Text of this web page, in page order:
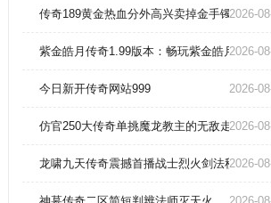
方可踏入萌新冲级指南将依境
制神器等核心质变节点星辰推演
传奇189黄金热血分外高兴卖掉金手镯！2026-
紫金皓月传奇1.99版本：畅玩紫金皓月1.99
2026-
今日新开传奇网站999 2026-
仿官250大传奇单挑魔龙教主的无敌走位技巧
2026-
龙啸九天传奇震撼首播战士烈火剑法秒杀赤月
2026-